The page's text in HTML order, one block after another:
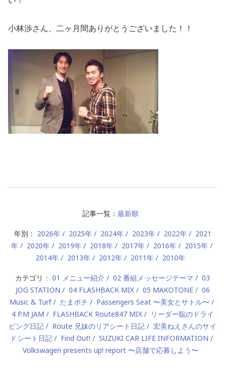
小林渉さん、二ヶ月間ありがとうございました！！
記事一覧： 最新順
年別： 2026年 2025年 2024年 2023年 2022年
2021
年
2020年 2019年 2018年 2017年 2016年
2015年
2014年
2013年 2012年 2011年 2010年
カテゴリ： 01 メニュー紹介 02 番組メッセージテーマ
03
JOG STATION
04 FLASHBACK MIX 05 MAKOTONE
06
Music & Turf
たまポチ
Passengers Seat 〜美女とサトル〜
4 P.M JAM
FLASHBACK Route847 MIX
リーダー聡のドライ
ビング日記
Route 兄妹のリアシート日記
宏美ねえさんのサイ
ドシート日記
Find Out!
SUZUKI CAR LIFE INFORMATION
Volkswagen presents up! report 〜店舗で応募しよう〜